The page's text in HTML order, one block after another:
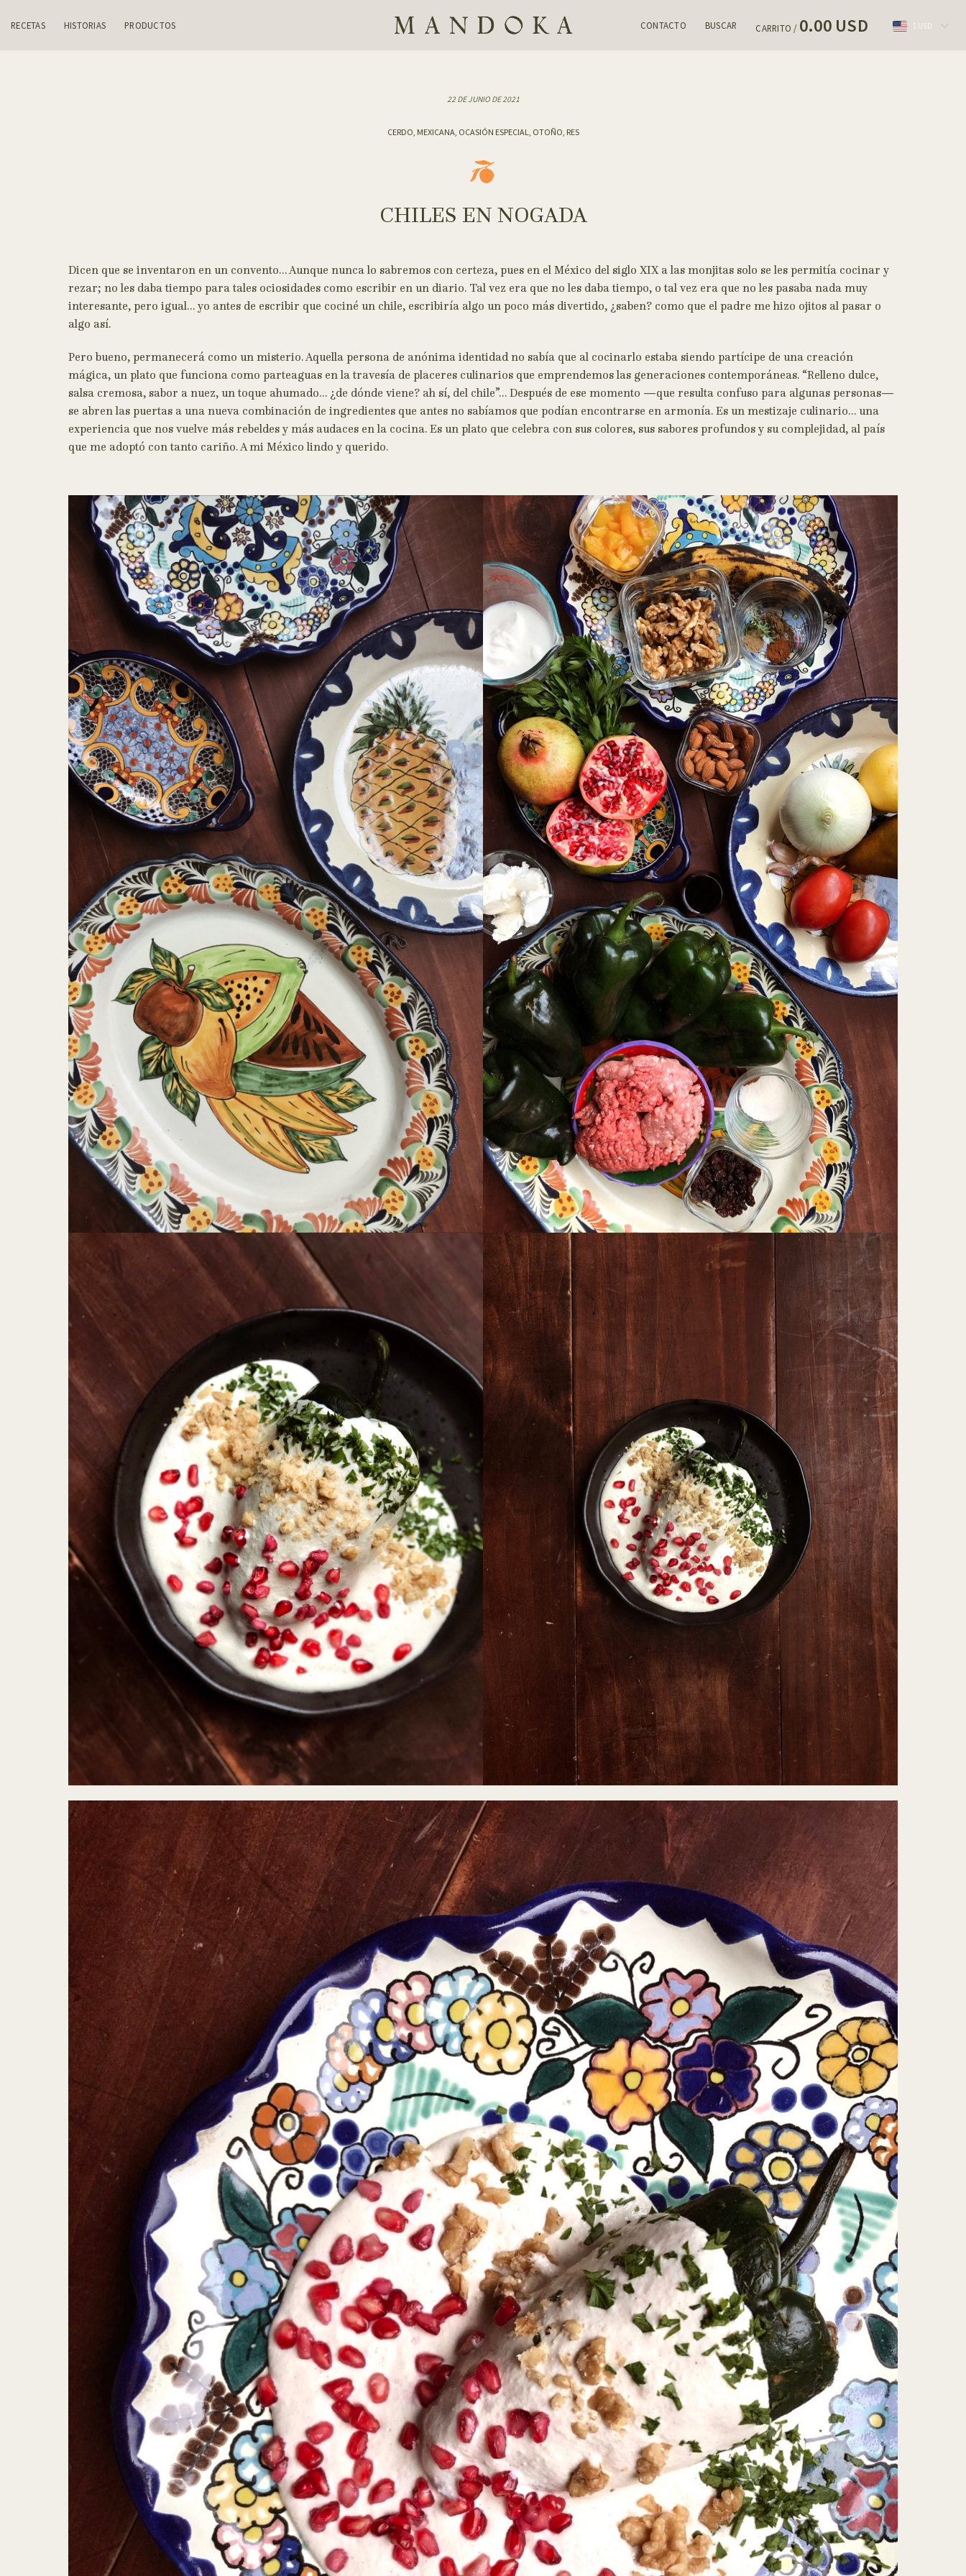
RECETAS HISTORIAS PRODUCTOS CONTACTO BUSCAR CARRITO / 0.00 USD $ USD
22 DE JUNIO DE 2021
CERDO, MEXICANA, OCASIÓN ESPECIAL, OTOÑO, RES
CHILES EN NOGADA
Dicen que se inventaron en un convento… Aunque nunca lo sabremos con certeza, pues en el México del siglo XIX a las monjitas solo se les permitía cocinar y
rezar; no les daba tiempo para tales ociosidades como escribir en un diario. Tal vez era que no les daba tiempo, o tal vez era que no les pasaba nada muy
interesante, pero igual… yo antes de escribir que cociné un chile, escribiría algo un poco más divertido, ¿saben? como que el padre me hizo ojitos al pasar o
algo así.
Pero bueno, permanecerá como un misterio. Aquella persona de anónima identidad no sabía que al cocinarlo estaba siendo partícipe de una creación
mágica, un plato que funciona como parteaguas en la travesía de placeres culinarios que emprendemos las generaciones contemporáneas. “Relleno dulce,
salsa cremosa, sabor a nuez, un toque ahumado… ¿de dónde viene? ah sí, del chile”… Después de ese momento —que resulta confuso para algunas personas—
se abren las puertas a una nueva combinación de ingredientes que antes no sabíamos que podían encontrarse en armonía. Es un mestizaje culinario… una
experiencia que nos vuelve más rebeldes y más audaces en la cocina. Es un plato que celebra con sus colores, sus sabores profundos y su complejidad, al país
que me adoptó con tanto cariño. A mi México lindo y querido.